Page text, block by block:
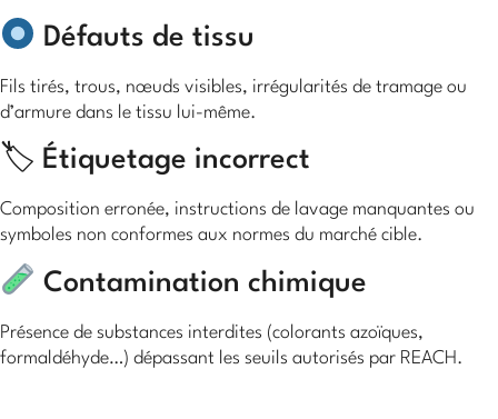
Défauts de tissu
Fils tirés, trous, nœuds visibles, irrégularités de tramage ou
d’armure dans le tissu lui-même.
🏷 Étiquetage incorrect
Composition erronée, instructions de lavage manquantes ou
symboles non conformes aux normes du marché cible.
Contamination chimique
Présence de substances interdites (colorants azoïques,
formaldéhyde…) dépassant les seuils autorisés par REACH.